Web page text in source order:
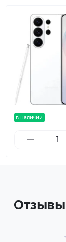
в наличии
Отзывы